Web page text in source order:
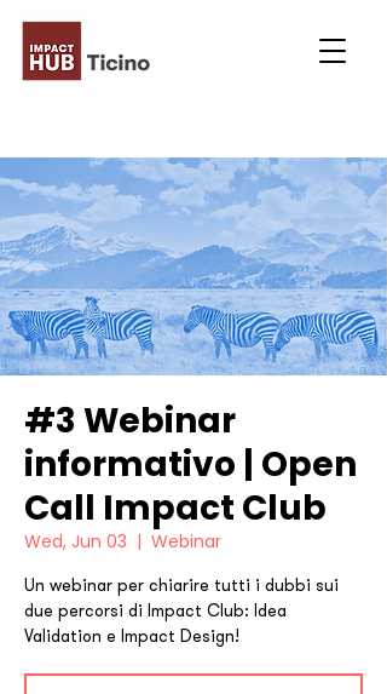
#3 Webinar
informativo | Open
Call Impact Club
Wed, Jun 03
  |
Webinar
Un webinar per chiarire tutti i dubbi sui
due percorsi di Impact Club: Idea
Validation e Impact Design!